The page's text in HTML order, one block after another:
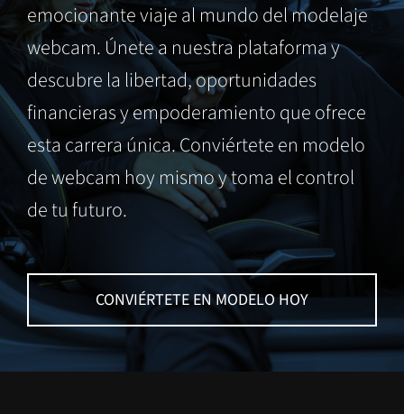
emocionante viaje al mundo del modelaje
webcam. Únete a nuestra plataforma y
descubre la libertad, oportunidades
financieras y empoderamiento que ofrece
esta carrera única. Conviértete en modelo
de webcam hoy mismo y toma el control
de tu futuro.
CONVIÉRTETE EN MODELO HOY